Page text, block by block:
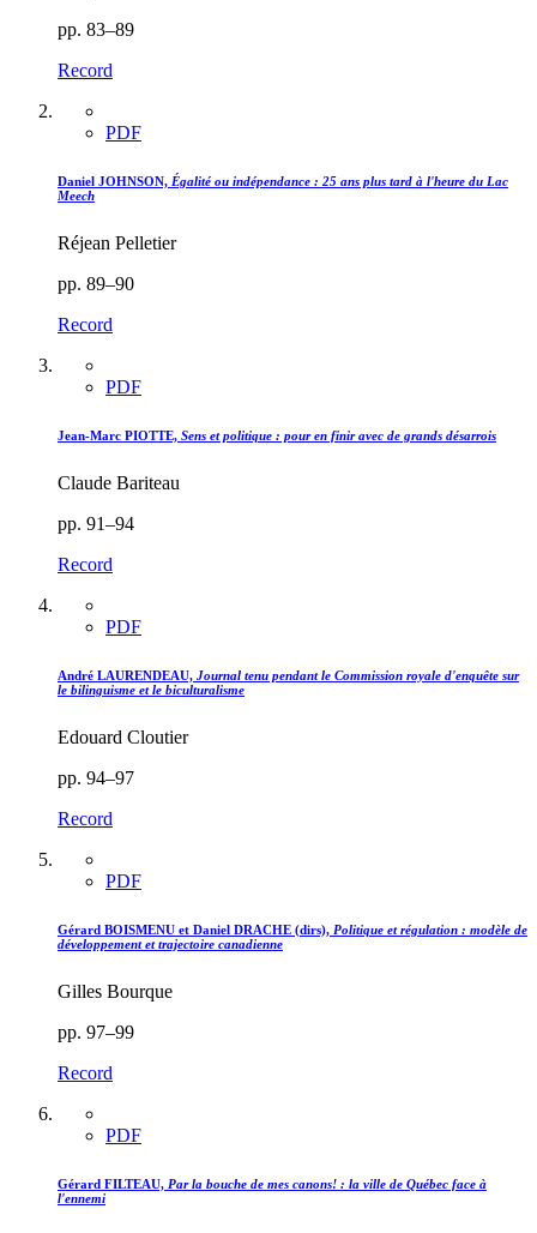
pp. 83–89
Record
PDF
Daniel JOHNSON, Égalité ou indépendance : 25 ans plus tard à l'heure du Lac
Meech
Réjean Pelletier
pp. 89–90
Record
PDF
Jean-Marc PIOTTE, Sens et politique : pour en finir avec de grands désarrois
Claude Bariteau
pp. 91–94
Record
PDF
André LAURENDEAU, Journal tenu pendant le Commission royale d'enquête sur
le bilinguisme et le biculturalisme
Edouard Cloutier
pp. 94–97
Record
PDF
Gérard BOISMENU et Daniel DRACHE (dirs), Politique et régulation : modèle de
développement et trajectoire canadienne
Gilles Bourque
pp. 97–99
Record
PDF
Gérard FILTEAU, Par la bouche de mes canons! : la ville de Québec face à
l'ennemi